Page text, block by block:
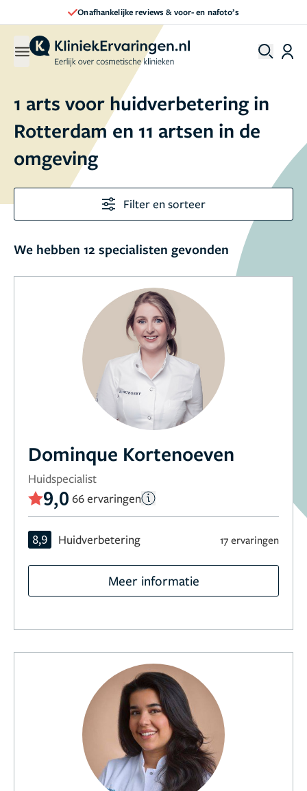
Onafhankelijke reviews & voor- en nafoto’s
1 arts voor huidverbetering in
Rotterdam en 11 artsen in de
omgeving
Filter en sorteer
We hebben 12 specialisten gevonden
Dominque Kortenoeven
Huidspecialist
9,0 66 ervaringen
8,9 Huidverbetering 17 ervaringen
Meer informatie